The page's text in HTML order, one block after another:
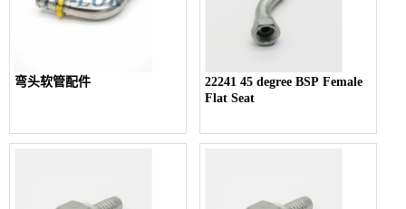
弯头软管配件
22241 45 degree BSP Female
Flat Seat